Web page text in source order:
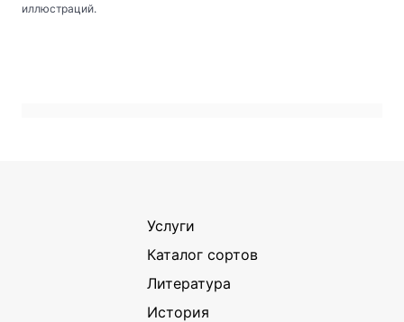
иллюстраций.
Услуги
Каталог сортов
Литература
История